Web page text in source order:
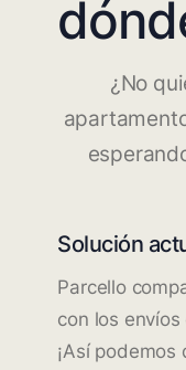
¿No
Solución
Parcello
con los
¡Así